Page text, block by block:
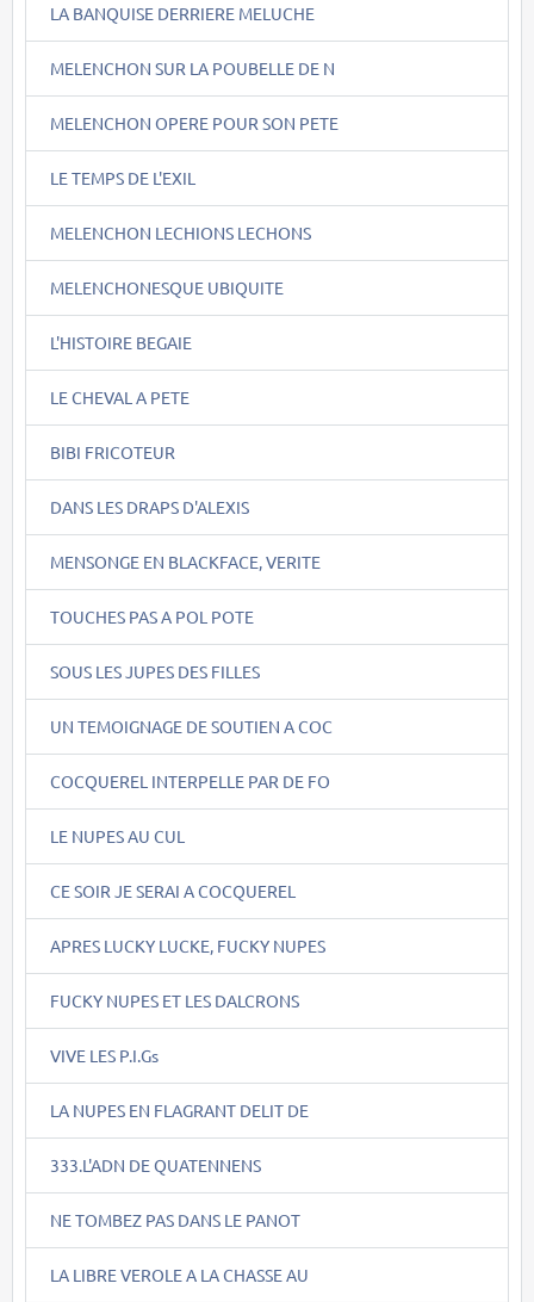
LA BANQUISE DERRIERE MELUCHE
MELENCHON SUR LA POUBELLE DE N
MELENCHON OPERE POUR SON PETE
LE TEMPS DE L'EXIL
MELENCHON LECHIONS LECHONS
MELENCHONESQUE UBIQUITE
L'HISTOIRE BEGAIE
LE CHEVAL A PETE
BIBI FRICOTEUR
DANS LES DRAPS D'ALEXIS
MENSONGE EN BLACKFACE, VERITE
TOUCHES PAS A POL POTE
SOUS LES JUPES DES FILLES
UN TEMOIGNAGE DE SOUTIEN A COC
COCQUEREL INTERPELLE PAR DE FO
LE NUPES AU CUL
CE SOIR JE SERAI A COCQUEREL
APRES LUCKY LUCKE, FUCKY NUPES
FUCKY NUPES ET LES DALCRONS
VIVE LES P.I.Gs
LA NUPES EN FLAGRANT DELIT DE
333.L'ADN DE QUATENNENS
NE TOMBEZ PAS DANS LE PANOT
LA LIBRE VEROLE A LA CHASSE AU